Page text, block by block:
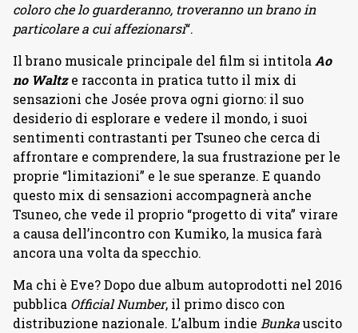
coloro che lo guarderanno, troveranno un brano in
particolare a cui affezionarsi“.
Il brano musicale principale del film si intitolaAo
no Waltze racconta in pratica tutto il mix di
sensazioni che Josée prova ogni giorno: il suo
desiderio di esplorare e vedere il mondo, i suoi
sentimenti contrastanti per Tsuneo che cerca di
affrontare e comprendere, la sua frustrazione per le
proprie “limitazioni” e le sue speranze. E quando
questo mix di sensazioni accompagnerà anche
Tsuneo, che vede il proprio “progetto di vita” virare
a causa dell’incontro con Kumiko, la musica farà
ancora una volta da specchio.
Ma chi è Eve? Dopo due album autoprodotti nel 2016
pubblica Official Number, il primo disco con
distribuzione nazionale. L’album indie Bunkauscito